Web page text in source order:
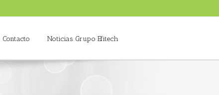
Contacto Noticias Grupo Efitech